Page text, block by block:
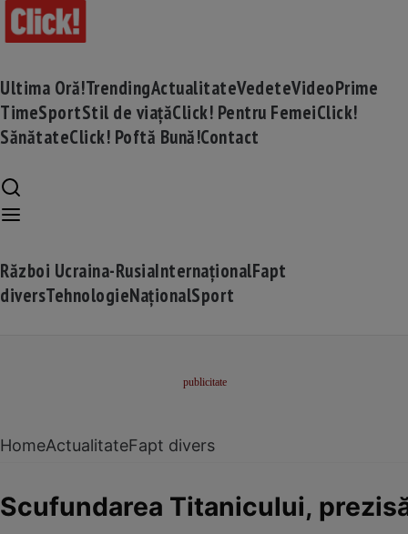
Ultima Oră!TrendingActualitateVedeteVideoPrime
TimeSportStil de viațăClick! Pentru FemeiClick!
SănătateClick! Poftă Bună!Contact
Război Ucraina-RusiaInternaționalFapt
diversTehnologieNaționalSport
HomeActualitateFapt divers
Scufundarea Titanicului,